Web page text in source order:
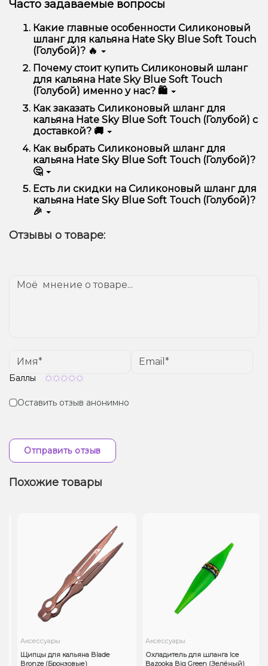
Часто задаваемые вопросы
Какие главные особенности Силиконовый
шланг для кальяна Hate Sky Blue Soft Touch
(Голубой)? 🔥
Силиконовый шланг для кальяна Hate Sky Blue Soft
Touch (Голубой) отличается высоким качеством,
удобством использования и надежностью.
Почему стоит купить Силиконовый шланг
для кальяна Hate Sky Blue Soft Touch
(Голубой) именно у нас? 🛍️
Мы предлагаем только оригинальную продукцию,
широкий ассортимент, выгодные цены и быструю
доставку. Кроме того, у нас регулярные акции и
скидки для клиентов!
Как заказать Силиконовый шланг для
кальяна Hate Sky Blue Soft Touch (Голубой) с
доставкой? 🚚
Оформить заказ можно в несколько кликов:
Добавьте Силиконовый шланг для кальяна
Перейдите к оформлению заказа.
Выберите удобный способ оплаты и
вам!
Доставка доступна по всей Украине, сроки зависят
Как выбрать Силиконовый шланг для
кальяна Hate Sky Blue Soft Touch (Голубой)?
🤔
Выбор зависит от ваших предпочтений – например,
если это кальян, учитывайте размер, материал и тип
чаши, если вейп – мощность и вкус. Наши
менеджеры помогут подобрать идеальный вариант.
Есть ли скидки на Силиконовый шланг для
кальяна Hate Sky Blue Soft Touch (Голубой)?
🎉
специальные предложения. Следите за
Отзывы о товаре:
Баллы
Оставить отзыв анонимно
Отправить отзыв
Похожие товары
Аксессуары
Щипцы для кальяна Blade
Bronze (Бронзовые)
Аксессуары
Охладитель для шланга Ice
Bazooka Big Green (Зелёный)